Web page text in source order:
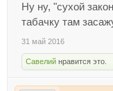
Ну ну, "сухой
табачку там
31 май 2016
Савелий нравится это.